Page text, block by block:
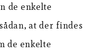
de enkelte
at der findes
de enkelte